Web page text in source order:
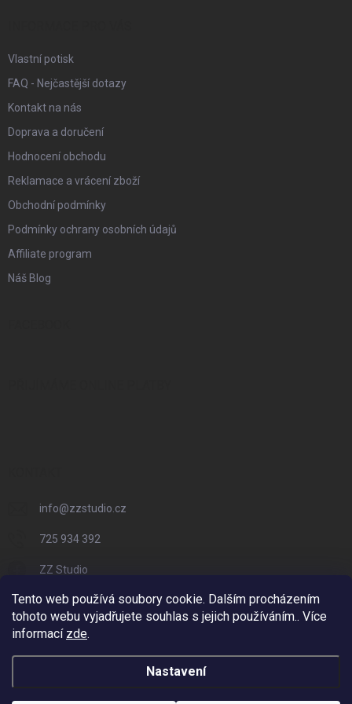
Tento web používá soubory cookie. Dalším procházením
tohoto webu vyjadřujete souhlas s jejich používáním.. Více
informací zde.
Nastavení
Vlastní potisk
FAQ - Nejčastější dotazy
Kontakt na nás
Doprava a doručení
Hodnocení obchodu
Reklamace a vrácení zboží
Obchodní podmínky
Podmínky ochrany osobních údajů
Affiliate program
Náš Blog
info@zzstudio.cz
725 934 392
ZZ Studio
zzstudio_cz
Vytvořil Shoptet
ZZ Eshop - Svět potisku. Všechna práva vyhrazena.